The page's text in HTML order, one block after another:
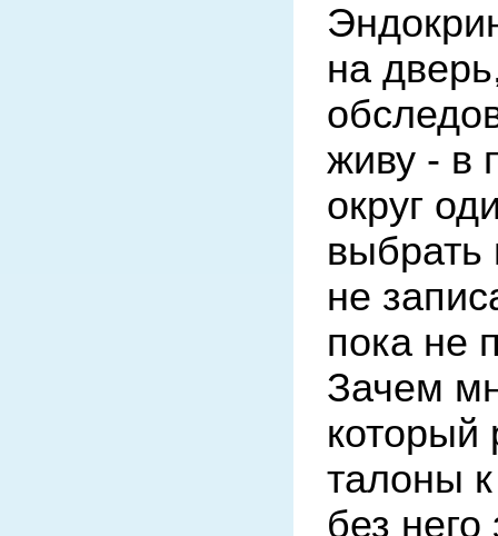
на
живу - в
округ
выбрать
не
пока не
Зачем
который
талоны
без